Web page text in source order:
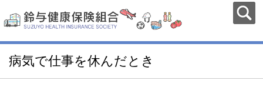
病気で仕事を休んだとき